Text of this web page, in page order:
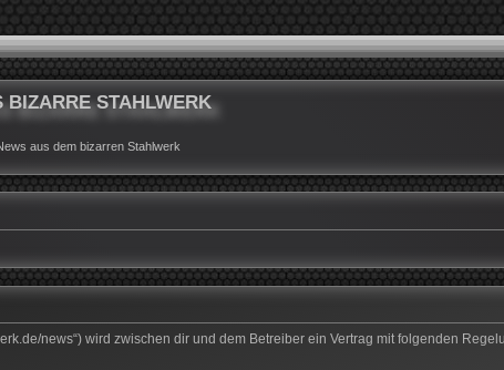
BIZARRE STAHLWERK
aus dem bizarren Stahlwerk
news“) wird zwischen dir und dem Betreiber ein Vertrag mit folgenden